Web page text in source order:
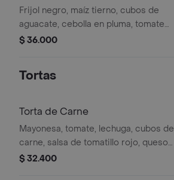
Frijol negro, maíz tierno, cubos de
aguacate, cebolla en pluma, tomate
cherry, camarón, crema de limón y
$ 36.000
Tortas
Torta de Carne
Mayonesa, tomate, lechuga, cubos de
carne, salsa de tomatillo rojo, queso
pepper y cebolla caramelizada,
$ 32.400